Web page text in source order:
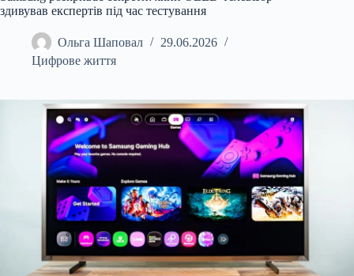
здивував експертів під час тестування
Ольга Шаповал
29.06.2026
Цифрове життя